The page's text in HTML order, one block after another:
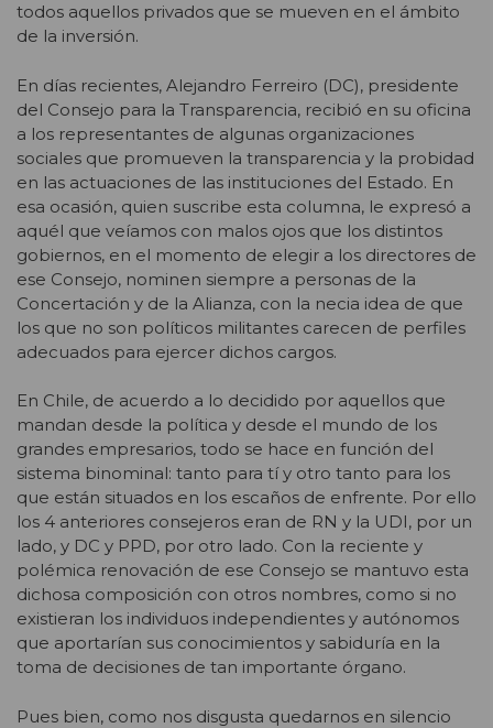
todos aquellos privados que se mueven en el ámbito
de la inversión.
En días recientes, Alejandro Ferreiro (DC), presidente
del Consejo para la Transparencia, recibió en su oficina
a los representantes de algunas organizaciones
sociales que promueven la transparencia y la probidad
en las actuaciones de las instituciones del Estado. En
esa ocasión, quien suscribe esta columna, le expresó a
aquél que veíamos con malos ojos que los distintos
gobiernos, en el momento de elegir a los directores de
ese Consejo, nominen siempre a personas de la
Concertación y de la Alianza, con la necia idea de que
los que no son políticos militantes carecen de perfiles
adecuados para ejercer dichos cargos.
En Chile, de acuerdo a lo decidido por aquellos que
mandan desde la política y desde el mundo de los
grandes empresarios, todo se hace en función del
sistema binominal: tanto para tí y otro tanto para los
que están situados en los escaños de enfrente. Por ello
los 4 anteriores consejeros eran de RN y la UDI, por un
lado, y DC y PPD, por otro lado. Con la reciente y
polémica renovación de ese Consejo se mantuvo esta
dichosa composición con otros nombres, como si no
existieran los individuos independientes y autónomos
que aportarían sus conocimientos y sabiduría en la
toma de decisiones de tan importante órgano.
Pues bien, como nos disgusta quedarnos en silencio